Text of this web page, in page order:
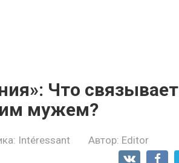
Что связывает
мужем?
Intéressant Автор: Editor